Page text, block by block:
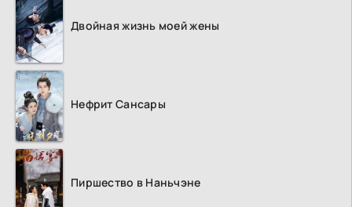
Двойная жизнь моей жены
Нефрит Сансары
Пиршество в Наньчэне